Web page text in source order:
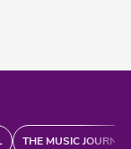
THE MUSIC